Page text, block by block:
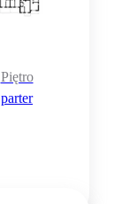
Piętro
parter